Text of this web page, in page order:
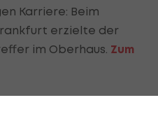
Karriere: Beim
erzielte der
im Oberhaus. Zum